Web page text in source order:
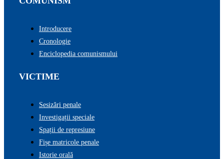
Introducere
Cronologie
Enciclopedia comunismului
VICTIME
Sesizări penale
Investigații speciale
Spații de represiune
Fișe matricole penale
Istorie orală